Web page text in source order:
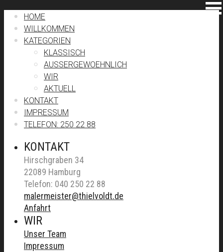
HOME
WILLKOMMEN
KATEGORIEN
KLASSISCH
AUSSERGEWOEHNLICH
WIR
AKTUELL
KONTAKT
IMPRESSUM
TELEFON: 250 22 88
KONTAKT
Hirschgraben 34
22089 Hamburg
Telefon: 040 250 22 88
malermeister@thielvoldt.de
Anfahrt
WIR
Unser Team
Impressum